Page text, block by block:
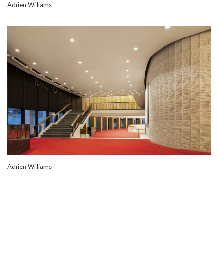
Adrien Williams
Adrien Williams